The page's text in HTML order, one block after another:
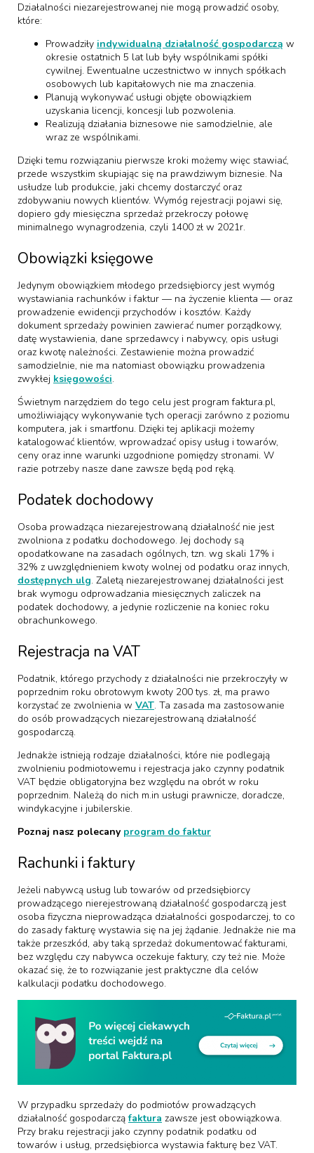
Działalności niezarejestrowanej nie mogą prowadzić osoby,
które:
Prowadziły indywidualną działalność gospodarczą w
okresie ostatnich 5 lat lub były wspólnikami spółki
cywilnej. Ewentualne uczestnictwo w innych spółkach
osobowych lub kapitałowych nie ma znaczenia.
Planują wykonywać usługi objęte obowiązkiem
uzyskania licencji, koncesji lub pozwolenia.
Realizują działania biznesowe nie samodzielnie, ale
wraz ze wspólnikami.
Dzięki temu rozwiązaniu pierwsze kroki możemy więc stawiać,
przede wszystkim skupiając się na prawdziwym biznesie. Na
usłudze lub produkcie, jaki chcemy dostarczyć oraz
zdobywaniu nowych klientów. Wymóg rejestracji pojawi się,
dopiero gdy miesięczna sprzedaż przekroczy połowę
minimalnego wynagrodzenia, czyli 1400 zł w 2021r.
Obowiązki księgowe
Jedynym obowiązkiem młodego przedsiębiorcy jest wymóg
wystawiania rachunków i faktur — na życzenie klienta — oraz
prowadzenie ewidencji przychodów i kosztów. Każdy
dokument sprzedaży powinien zawierać numer porządkowy,
datę wystawienia, dane sprzedawcy i nabywcy, opis usługi
oraz kwotę należności. Zestawienie można prowadzić
samodzielnie, nie ma natomiast obowiązku prowadzenia
zwykłej księgowości.
Świetnym narzędziem do tego celu jest program faktura.pl,
umożliwiający wykonywanie tych operacji zarówno z poziomu
komputera, jak i smartfonu. Dzięki tej aplikacji możemy
katalogować klientów, wprowadzać opisy usług i towarów,
ceny oraz inne warunki uzgodnione pomiędzy stronami. W
razie potrzeby nasze dane zawsze będą pod ręką.
Podatek dochodowy
Osoba prowadząca niezarejestrowaną działalność nie jest
zwolniona z podatku dochodowego. Jej dochody są
opodatkowane na zasadach ogólnych, tzn. wg skali 17% i
32% z uwzględnieniem kwoty wolnej od podatku oraz innych,
dostępnych ulg. Zaletą niezarejestrowanej działalności jest
brak wymogu odprowadzania miesięcznych zaliczek na
podatek dochodowy, a jedynie rozliczenie na koniec roku
obrachunkowego.
Rejestracja na VAT
Podatnik, którego przychody z działalności nie przekroczyły w
poprzednim roku obrotowym kwoty 200 tys. zł, ma prawo
korzystać ze zwolnienia w VAT. Ta zasada ma zastosowanie
do osób prowadzących niezarejestrowaną działalność
gospodarczą.
Jednakże istnieją rodzaje działalności, które nie podlegają
zwolnieniu podmiotowemu i rejestracja jako czynny podatnik
VAT będzie obligatoryjna bez względu na obrót w roku
poprzednim. Należą do nich m.in usługi prawnicze, doradcze,
windykacyjne i jubilerskie.
Poznaj nasz polecany program do faktur
Rachunki i faktury
Jeżeli nabywcą usług lub towarów od przedsiębiorcy
prowadzącego nierejestrowaną działalność gospodarczą jest
osoba fizyczna nieprowadząca działalności gospodarczej, to co
do zasady fakturę wystawia się na jej żądanie. Jednakże nie ma
także przeszkód, aby taką sprzedaż dokumentować fakturami,
bez względu czy nabywca oczekuje faktury, czy też nie. Może
okazać się, że to rozwiązanie jest praktyczne dla celów
kalkulacji podatku dochodowego.
W przypadku sprzedaży do podmiotów prowadzących
działalność gospodarcząfaktura zawsze jest obowiązkowa.
Przy braku rejestracji jako czynny podatnik podatku od
towarów i usług, przedsiębiorca wystawia fakturę bez VAT.